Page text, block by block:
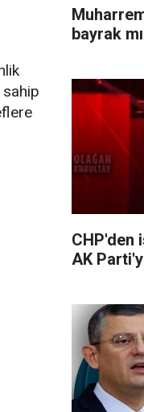
sahip
bayrak
CHP'den
AK